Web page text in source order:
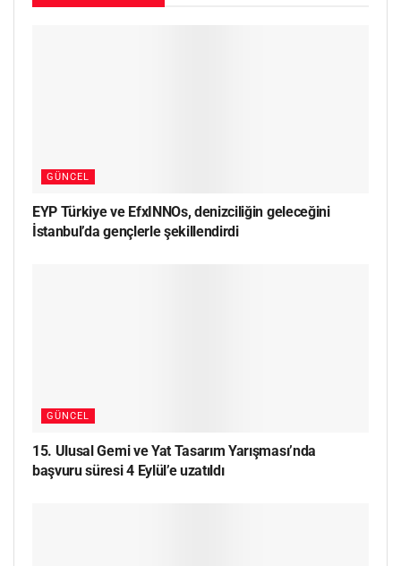
GÜNCEL
EYP Türkiye ve EfxINNOs, denizciliğin geleceğini
İstanbul’da gençlerle şekillendirdi
GÜNCEL
15. Ulusal Gemi ve Yat Tasarım Yarışması’nda
başvuru süresi 4 Eylül’e uzatıldı